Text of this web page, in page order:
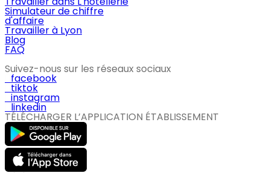
Simulateur de chiffre
d'affaire
Travailler à Lyon
Blog
FAQ
Suivez-nous sur les réseaux sociaux
facebook
tiktok
instagram
linkedin
TÉLÉCHARGER L’APPLICATION ÉTABLISSEMENT